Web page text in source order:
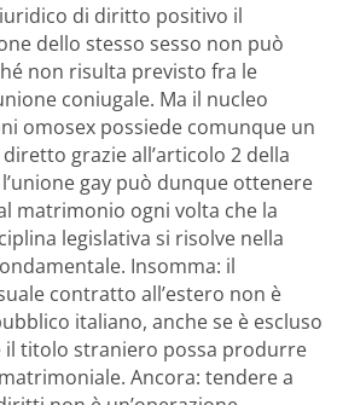
di diritto positivo il
dello stesso sesso non può
non risulta previsto fra le
coniugale. Ma il nucleo
omosex possiede comunque un
grazie all’articolo 2 della
gay può dunque ottenere
matrimonio ogni volta che la
legislativa si risolve nella
Insomma: il
contratto all’estero non è
italiano, anche se è escluso
il titolo straniero possa produrre
Ancora: tendere a